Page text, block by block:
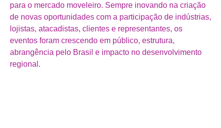
para o mercado moveleiro. Sempre inovando na criação
de novas oportunidades com a participação de indústrias,
lojistas, atacadistas, clientes e representantes, os
eventos foram crescendo em público, estrutura,
abrangência pelo Brasil e impacto no desenvolvimento
regional.